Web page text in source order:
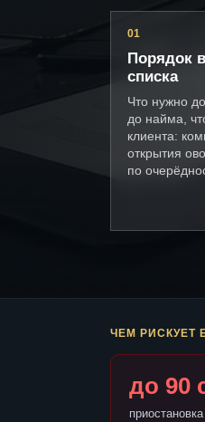
01
Порядок
списка
Что нужно
до найма,
клиента:
открытия
по
ЧЕМ РИСКУЕТ
до 90